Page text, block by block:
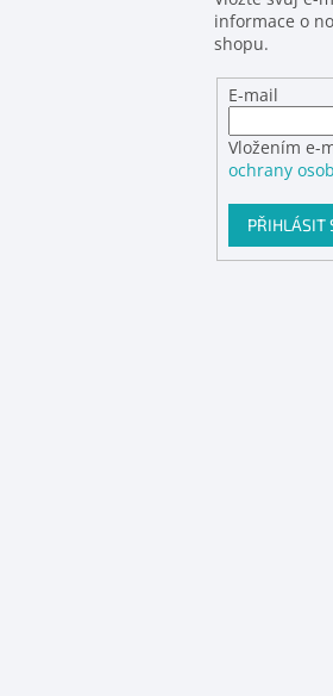
informace o
shopu.
E-mail
Vložením e-
ochrany
PŘIHLÁSIT